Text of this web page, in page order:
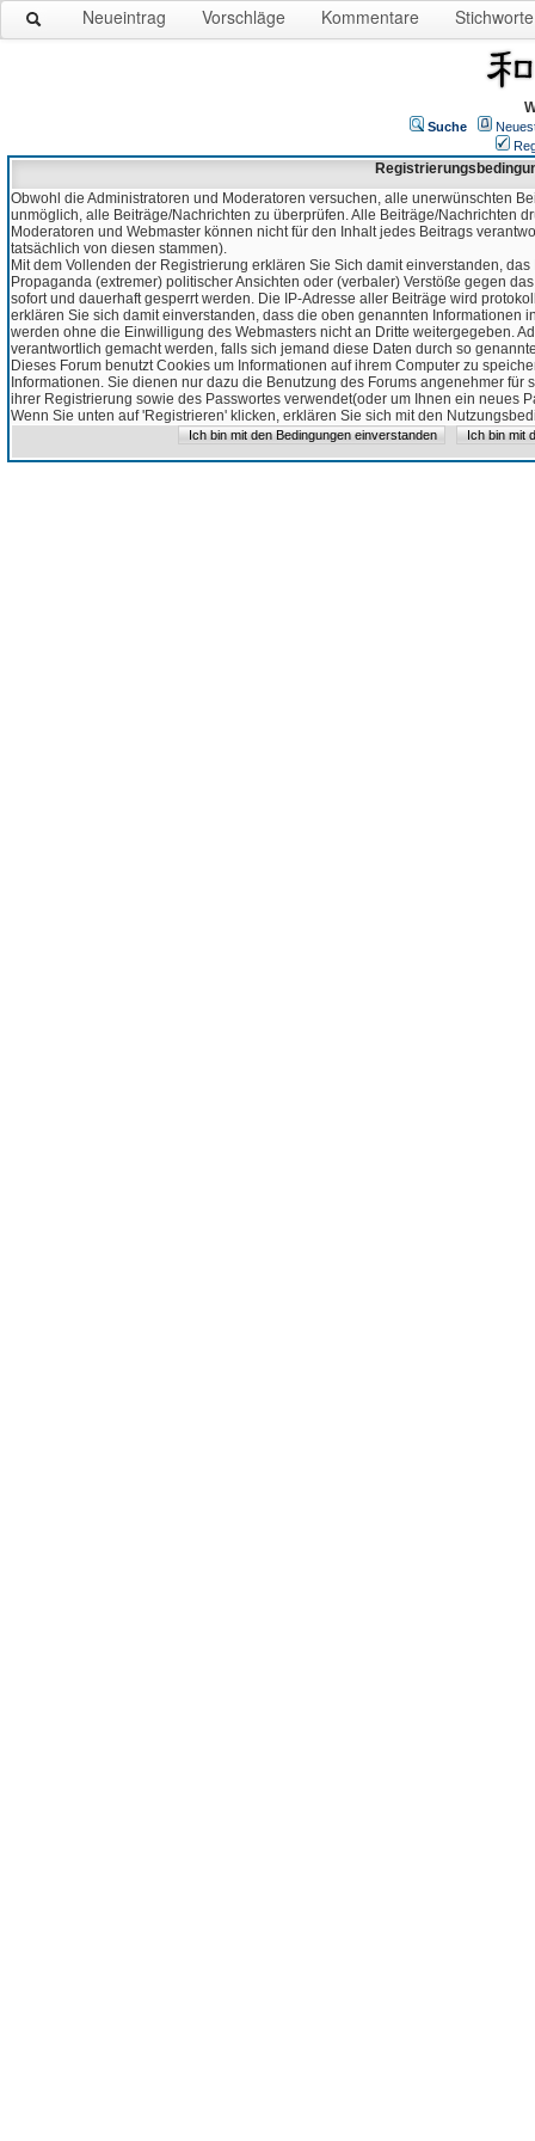
Neueintrag Vorschläge Kommentare Stichworte
Suche
Obwohl die Administratoren und Moderatoren versuchen, alle unerwünschten
unmöglich, alle Beiträge/Nachrichten zu überprüfen. Alle Beiträge/Nachrichten
Moderatoren und Webmaster können nicht für den Inhalt jedes Beitrags
tatsächlich von diesen stammen).
Mit dem Vollenden der Registrierung erklären Sie Sich damit einverstanden,
Propaganda (extremer) politischer Ansichten oder (verbaler) Verstöße gegen
sofort und dauerhaft gesperrt werden. Die IP-Adresse aller Beiträge wird
erklären Sie sich damit einverstanden, dass die oben genannten Informationen
werden ohne die Einwilligung des Webmasters nicht an Dritte weitergegeben.
verantwortlich gemacht werden, falls sich jemand diese Daten durch so
Dieses Forum benutzt Cookies um Informationen auf ihrem Computer zu
Informationen. Sie dienen nur dazu die Benutzung des Forums angenehmer
ihrer Registrierung sowie des Passwortes verwendet(oder um Ihnen ein neues
Wenn Sie unten auf 'Registrieren' klicken, erklären Sie sich mit den